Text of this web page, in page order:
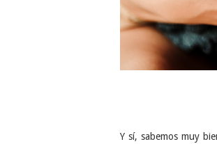
Y sí, sabemos muy